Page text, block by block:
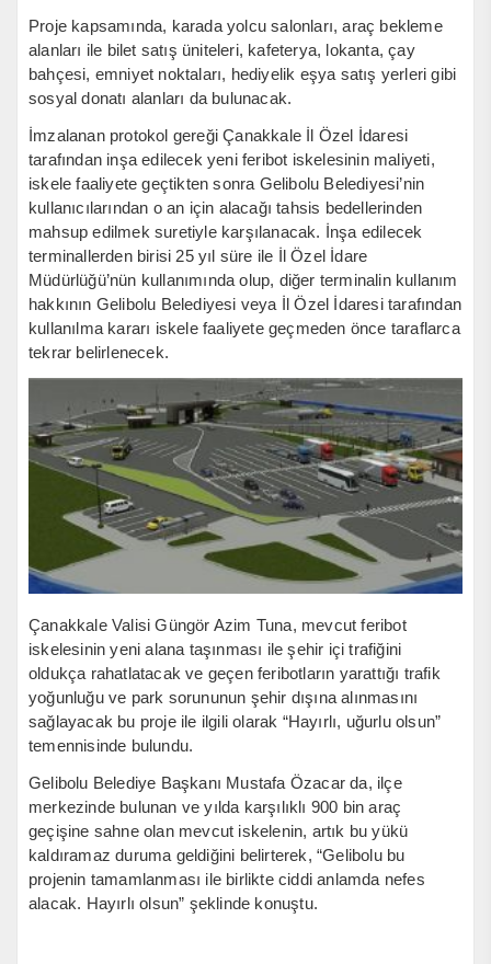
Proje kapsamında, karada yolcu salonları, araç bekleme
alanları ile bilet satış üniteleri, kafeterya, lokanta, çay
bahçesi, emniyet noktaları, hediyelik eşya satış yerleri gibi
sosyal donatı alanları da bulunacak.
İmzalanan protokol gereği Çanakkale İl Özel İdaresi
tarafından inşa edilecek yeni feribot iskelesinin maliyeti,
iskele faaliyete geçtikten sonra Gelibolu Belediyesi’nin
kullanıcılarından o an için alacağı tahsis bedellerinden
mahsup edilmek suretiyle karşılanacak. İnşa edilecek
terminallerden birisi 25 yıl süre ile İl Özel İdare
Müdürlüğü’nün kullanımında olup, diğer terminalin kullanım
hakkının Gelibolu Belediyesi veya İl Özel İdaresi tarafından
kullanılma kararı iskele faaliyete geçmeden önce taraflarca
tekrar belirlenecek.
Çanakkale Valisi Güngör Azim Tuna, mevcut feribot
iskelesinin yeni alana taşınması ile şehir içi trafiğini
oldukça rahatlatacak ve geçen feribotların yarattığı trafik
yoğunluğu ve park sorununun şehir dışına alınmasını
sağlayacak bu proje ile ilgili olarak “Hayırlı, uğurlu olsun”
temennisinde bulundu.
Gelibolu Belediye Başkanı Mustafa Özacar da, ilçe
merkezinde bulunan ve yılda karşılıklı 900 bin araç
geçişine sahne olan mevcut iskelenin, artık bu yükü
kaldıramaz duruma geldiğini belirterek, “Gelibolu bu
projenin tamamlanması ile birlikte ciddi anlamda nefes
alacak. Hayırlı olsun” şeklinde konuştu.